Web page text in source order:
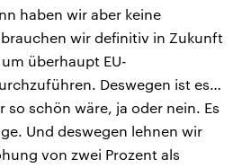
haben wir aber keine
wir definitiv in Zukunft
überhaupt EU-
Deswegen ist es…
so schön wäre, ja oder nein. Es
Und deswegen lehnen wir
von zwei Prozent als